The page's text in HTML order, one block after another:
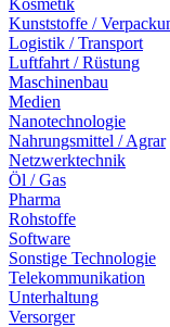
Kosmetik
Kunststoffe /
Logistik / Transport
Luftfahrt / Rüstung
Maschinenbau
Medien
Nanotechnologie
Nahrungsmittel / Agrar
Netzwerktechnik
Öl / Gas
Pharma
Rohstoffe
Software
Sonstige Technologie
Telekommunikation
Unterhaltung
Versorger